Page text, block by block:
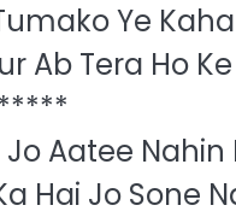
Ye
Ab Tera Ho
Aatee Nahin
Hai Jo Sone